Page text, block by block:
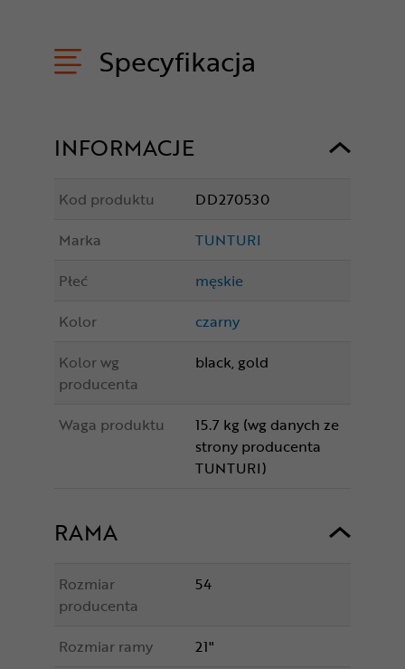
Specyfikacja
INFORMACJE
Kod produktu
DD270530
Marka
TUNTURI
Płeć
męskie
Kolor
czarny
Kolor wg
producenta
black, gold
Waga produktu
15.7 kg (wg danych ze
strony producenta
TUNTURI)
RAMA
Rozmiar
producenta
54
Rozmiar ramy
21"